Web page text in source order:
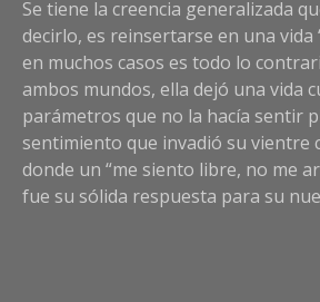
Se tiene la creencia generalizada
decirlo, es reinsertarse en una vida
en muchos casos es todo lo
ambos mundos, ella dejó una vida
parámetros que no la hacía sentir
sentimiento que invadió su vientre
donde un “me siento libre, no me
fue su sólida respuesta para su